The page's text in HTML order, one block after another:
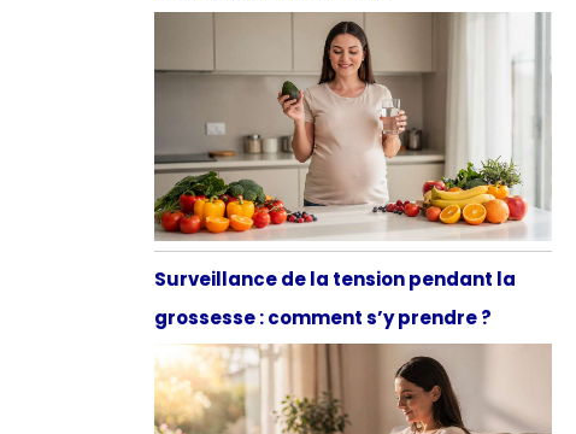
Surveillance de la tension pendant la
grossesse : comment s’y prendre ?